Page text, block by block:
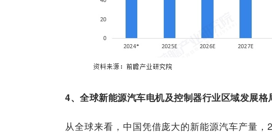
4、全球新能源汽车电机及控制器行业区域发展格
从全球来看，中国凭借庞大的新能源汽车产量